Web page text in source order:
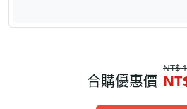
合購優惠價
NT$